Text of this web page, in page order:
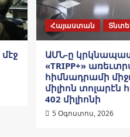
Հայաստան
ԱՄՆ-ը
«TRIPP+»
հիմնադրամի
միլիոն տոլարէն
402 միլիոնի
5 Օգոստոս, 2026